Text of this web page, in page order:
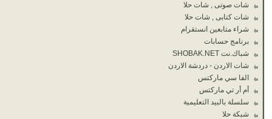
شات صوتى , شات حلا
شات كتابى , شات حلا
شراء متابعين انستقرام
برنامج حسابات
شباك.نت SHOBAK.NET
شات الاردن - دردشة الاردن
الفا سي ماركتس
أم أر تي ماركتس
سلسلة بالبيد التعليمية
شبكة حلا